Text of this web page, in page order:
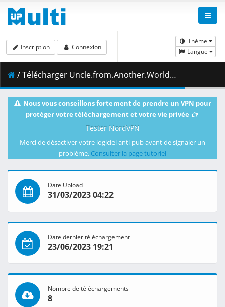
Thème
Langue
Inscription Connexion
/ Télécharger Uncle.from.Another.World.S01E09.The.Ice.Spirit.Demands.a.Price.For.Its.Cooler.Magic.NF.WEB-DL.AAC2.0.H.264-DucksterPS.mkv.002 ( 393.77 MB )
Nous vous conseillons fortement de prendre un VPN pour
protéger votre téléchargement et votre vie privée
Tester NordVPN
Merci de désactiver votre logiciel anti-pub avant de signaler un
problème. Consulter la page tutoriel
Date Upload
31/03/2023 04:22
Date dernier téléchargement
23/06/2023 19:21
Nombre de téléchargements
8